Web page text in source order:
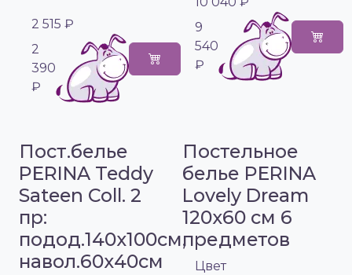
2 515 ₽
2
390
₽
9
540
₽
Пост.белье
PERINA Teddy
Sateen Coll. 2
пр:
подод.140х100см,
навол.60х40см
Постельное
белье PERINA
Lovely Dream
120х60 см 6
предметов
Цвет